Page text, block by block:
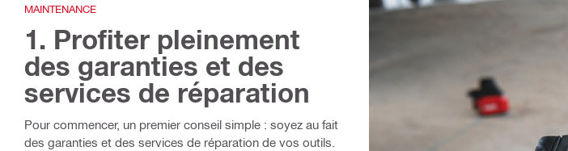
MAINTENANCE
1. Profiter pleinement
des garanties et des
services de réparation
Pour commencer, un premier conseil simple : soyez au fait
des garanties et des services de réparation de vos outils.